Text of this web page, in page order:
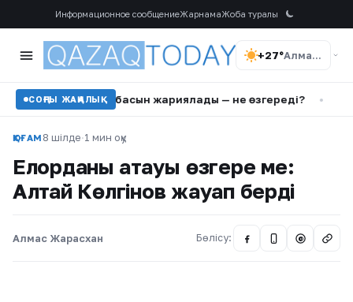
Информационное сообщениеЖарнамаЖоба туралы
+27° Алматы
СОҢҒЫ ЖАҢАЛЫҚ
жобасын жариялады — не өзгереді? • Тохтар
ҚОҒАМ 8 шілде·1 мин оқу
Елорданың атауы өзгере ме:
Алтай Көлгінов жауап берді
Алмас Жарасхан Бөлісу: @